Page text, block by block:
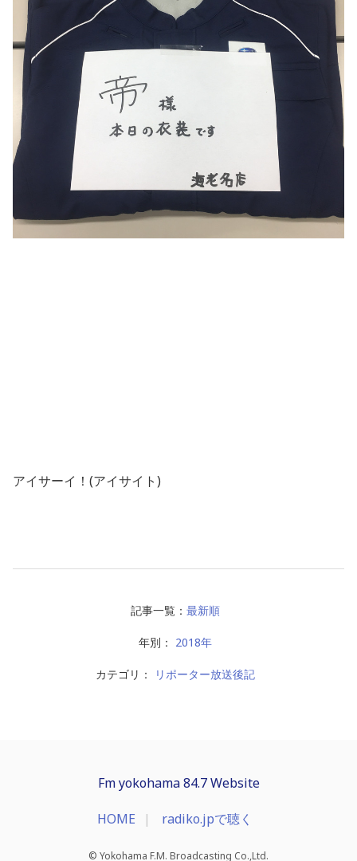
アイサーイ！(アイサイト)
記事一覧： 最新順
年別： 2018年
カテゴリ： リポーター放送後記
Fm yokohama 84.7 Website
HOME radiko.jpで聴く
© Yokohama F.M. Broadcasting Co.,Ltd.